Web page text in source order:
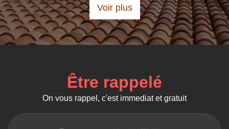
Voir plus
Être rappelé
On vous rappel, c'est immediat et gratuit